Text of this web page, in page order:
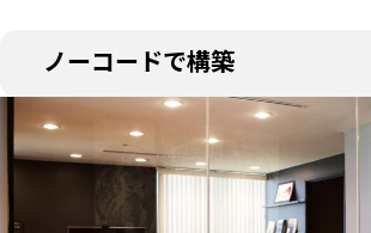
ノーコードで構築